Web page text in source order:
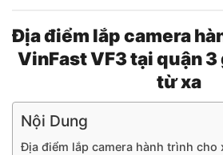
Địa điểm lắp camera
VinFast VF3 tại quận
từ xa
Nội Dung
Địa điểm lắp camera hành trình cho